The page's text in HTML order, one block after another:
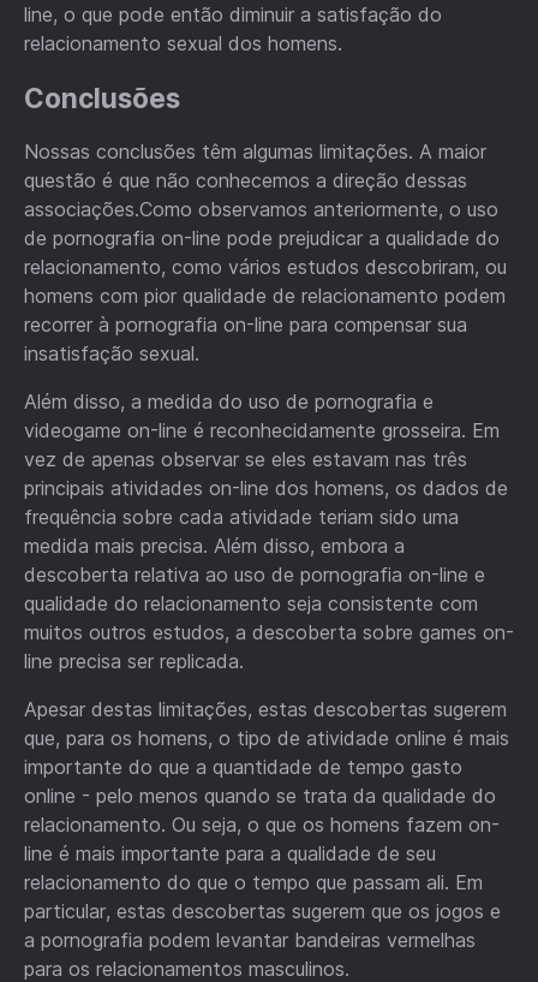
line, o que pode então diminuir a satisfação do
relacionamento sexual dos homens.
Conclusões
Nossas conclusões têm algumas limitações. A maior
questão é que não conhecemos a direção dessas
associações.Como observamos anteriormente, o uso
de pornografia on-line pode prejudicar a qualidade do
relacionamento, como vários estudos descobriram, ou
homens com pior qualidade de relacionamento podem
recorrer à pornografia on-line para compensar sua
insatisfação sexual.
Além disso, a medida do uso de pornografia e
videogame on-line é reconhecidamente grosseira. Em
vez de apenas observar se eles estavam nas três
principais atividades on-line dos homens, os dados de
frequência sobre cada atividade teriam sido uma
medida mais precisa. Além disso, embora a
descoberta relativa ao uso de pornografia on-line e
qualidade do relacionamento seja consistente com
muitos outros estudos, a descoberta sobre games on-
line precisa ser replicada.
Apesar destas limitações, estas descobertas sugerem
que, para os homens, o tipo de atividade online é mais
importante do que a quantidade de tempo gasto
online - pelo menos quando se trata da qualidade do
relacionamento. Ou seja, o que os homens fazem on-
line é mais importante para a qualidade de seu
relacionamento do que o tempo que passam ali. Em
particular, estas descobertas sugerem que os jogos e
a pornografia podem levantar bandeiras vermelhas
para os relacionamentos masculinos.